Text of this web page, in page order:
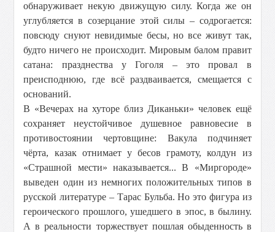
обнаруживает некую движущую силу. Когда же он
углубляется в созерцание этой силы – содрогается:
повсюду снуют невидимые бесы, но все живут так,
будто ничего не происходит. Мировым балом правит
сатана: празднества у Гоголя – это провал в
преисподнюю, где всё раздваивается, смещается с
оснований.
В «Вечерах на хуторе близ Диканьки» человек ещё
сохраняет неустойчивое душевное равновесие в
противостоянии чертовщине: Вакула подчиняет
чёрта, казак отнимает у бесов грамоту, колдун из
«Страшной мести» наказывается... В «Миргороде»
выведен один из немногих положительных типов в
русской литературе – Тарас Бульба. Но это фигура из
героического прошлого, ушедшего в эпос, в былину.
А в реальности торжествует пошлая обыденность в